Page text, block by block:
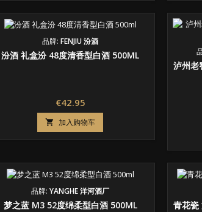
品牌:FENJIU 汾酒
汾酒 礼盒汾 48度清香型白酒 500ML
价
格
€42.95
 加入购物车
泸州老
品牌:YANGHE 洋河酒厂
梦之蓝 M3 52度绵柔型白酒 500ML 青花瓷